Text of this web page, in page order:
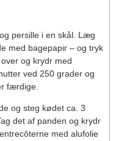
persille i en skål. Læg
med bagepapir – og tryk
og krydr med
ved 250 grader og
færdige.
og steg kødet ca. 3
det af panden og krydr
med alufolie